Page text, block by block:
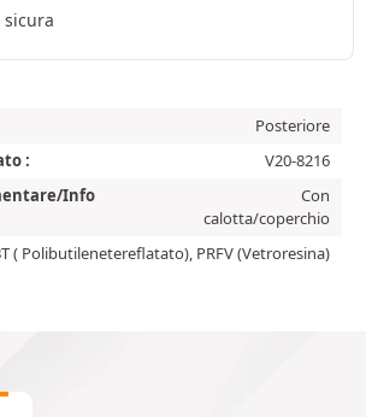
sicura
Posteriore
:
V20-8216
Info
Con
calotta/coperchio
( Polibutilenetereflatato), PRFV (Vetroresina)